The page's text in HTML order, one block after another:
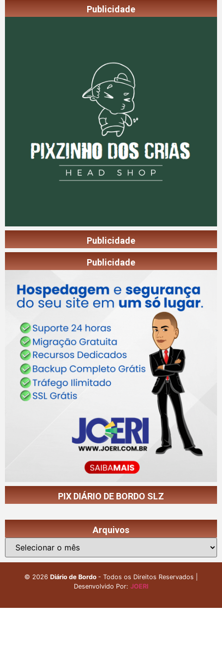
Publicidade
Publicidade
Publicidade
PIX DIÁRIO DE BORDO SLZ
Arquivos
© 2026 Diário de Bordo - Todos os Direitos Reservados |
Desenvolvido Por: JOERI